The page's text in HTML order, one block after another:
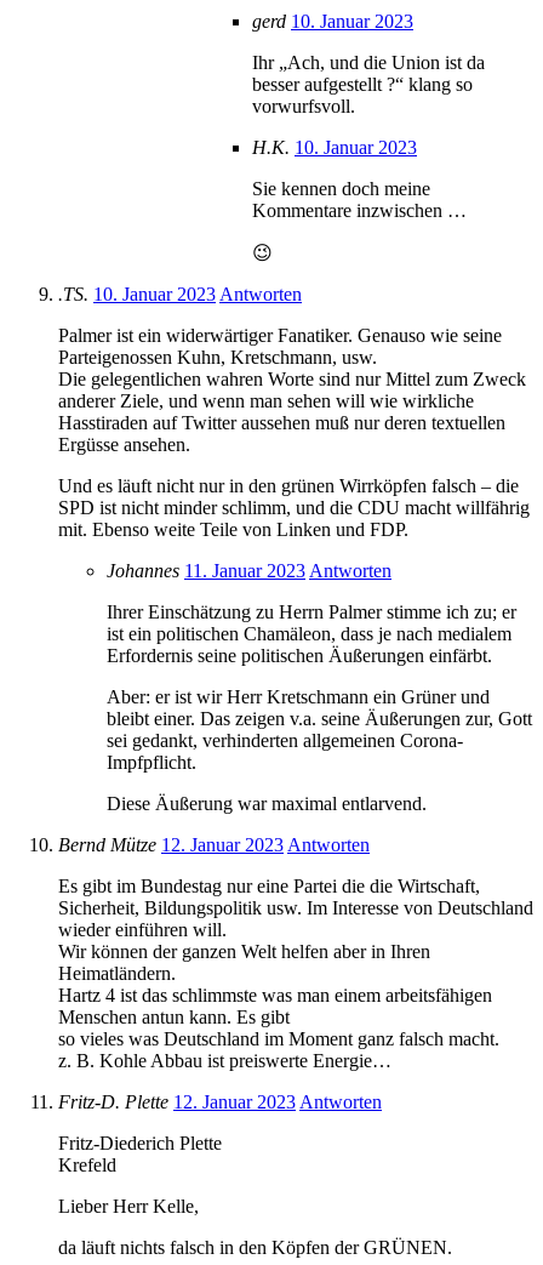
gerd 10. Januar 2023
Ihr „Ach, und die Union ist da
besser aufgestellt ?“ klang so
vorwurfsvoll.
H.K. 10. Januar 2023
Sie kennen doch meine
Kommentare inzwischen …
😉
.TS. 10. Januar 2023 Antworten
Palmer ist ein widerwärtiger Fanatiker. Genauso wie seine
Parteigenossen Kuhn, Kretschmann, usw.
Die gelegentlichen wahren Worte sind nur Mittel zum Zweck
anderer Ziele, und wenn man sehen will wie wirkliche
Hasstiraden auf Twitter aussehen muß nur deren textuellen
Ergüsse ansehen.
Und es läuft nicht nur in den grünen Wirrköpfen falsch – die
SPD ist nicht minder schlimm, und die CDU macht willfährig
mit. Ebenso weite Teile von Linken und FDP.
Johannes 11. Januar 2023 Antworten
Ihrer Einschätzung zu Herrn Palmer stimme ich zu; er
ist ein politischen Chamäleon, dass je nach medialem
Erfordernis seine politischen Äußerungen einfärbt.
Aber: er ist wir Herr Kretschmann ein Grüner und
bleibt einer. Das zeigen v.a. seine Äußerungen zur, Gott
sei gedankt, verhinderten allgemeinen Corona-
Impfpflicht.
Diese Äußerung war maximal entlarvend.
Bernd Mütze 12. Januar 2023 Antworten
Es gibt im Bundestag nur eine Partei die die Wirtschaft,
Sicherheit, Bildungspolitik usw. Im Interesse von Deutschland
wieder einführen will.
Wir können der ganzen Welt helfen aber in Ihren
Heimatländern.
Hartz 4 ist das schlimmste was man einem arbeitsfähigen
Menschen antun kann. Es gibt
so vieles was Deutschland im Moment ganz falsch macht.
z. B. Kohle Abbau ist preiswerte Energie…
Fritz-D. Plette 12. Januar 2023 Antworten
Fritz-Diederich Plette
Krefeld
Lieber Herr Kelle,
da läuft nichts falsch in den Köpfen der GRÜNEN.